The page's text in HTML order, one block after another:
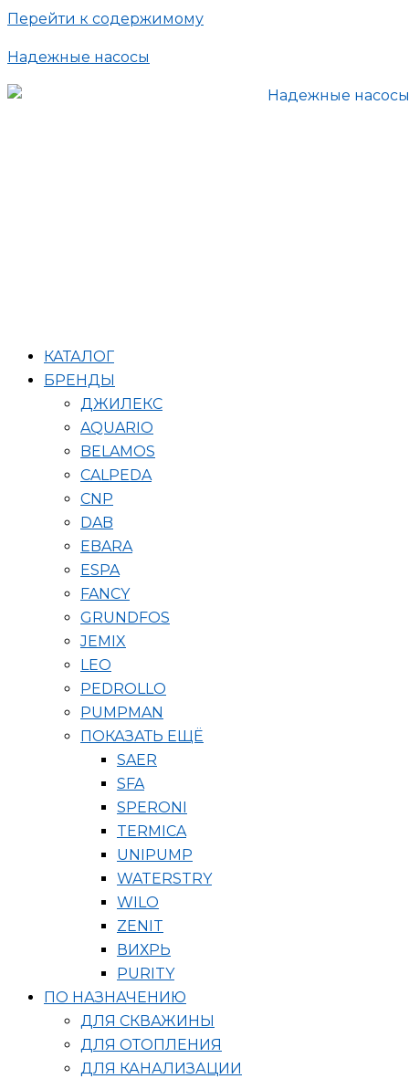
Перейти к содержимому
Надежные насосы
КАТАЛОГ
БРЕНДЫ
ДЖИЛЕКС
AQUARIO
BELAMOS
CALPEDA
CNP
DAB
EBARA
ESPA
FANCY
GRUNDFOS
JEMIX
LEO
PEDROLLO
PUMPMAN
ПОКАЗАТЬ ЕЩЁ
SAER
SFA
SPERONI
TERMICA
UNIPUMP
WATERSTRY
WILO
ZENIT
ВИХРЬ
PURITY
ПО НАЗНАЧЕНИЮ
ДЛЯ СКВАЖИНЫ
ДЛЯ ОТОПЛЕНИЯ
ДЛЯ КАНАЛИЗАЦИИ